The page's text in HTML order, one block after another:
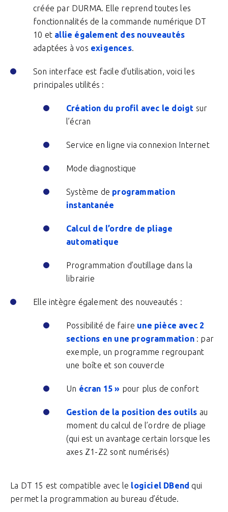
créée par DURMA. Elle reprend toutes les
fonctionnalités de la commande numérique DT
10 et allie également des nouveautés
adaptées à vos exigences.
Son interface est facile d’utilisation, voici les
principales utilités :
Création du profil avec le doigt sur
l’écran
Service en ligne via connexion Internet
Mode diagnostique
Système de programmation
instantanée
Calcul de l’ordre de pliage
automatique
Programmation d’outillage dans la
librairie
Elle intègre également des nouveautés :
Possibilité de faire une pièce avec 2
sections en une programmation: par
exemple, un programme regroupant
une boîte et son couvercle
Un écran 15 » pour plus de confort
Gestion de la position des outils au
moment du calcul de l’ordre de pliage
(qui est un avantage certain lorsque les
axes Z1-Z2 sont numérisés)
La DT 15 est compatible avec le logiciel DBend qui
permet la programmation au bureau d’étude.